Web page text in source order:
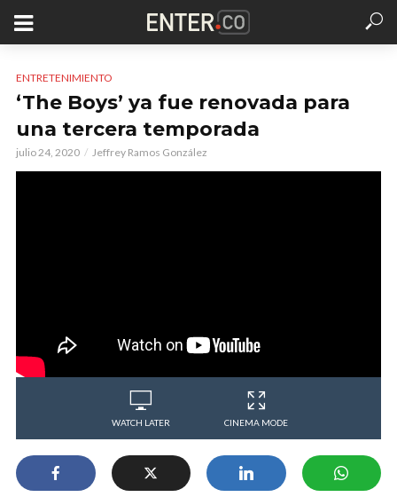
ENTRETENIMIENTO
‘The Boys’ ya fue renovada para
una tercera temporada
julio 24, 2020 Jeffrey Ramos González
WATCH LATER CINEMA MODE